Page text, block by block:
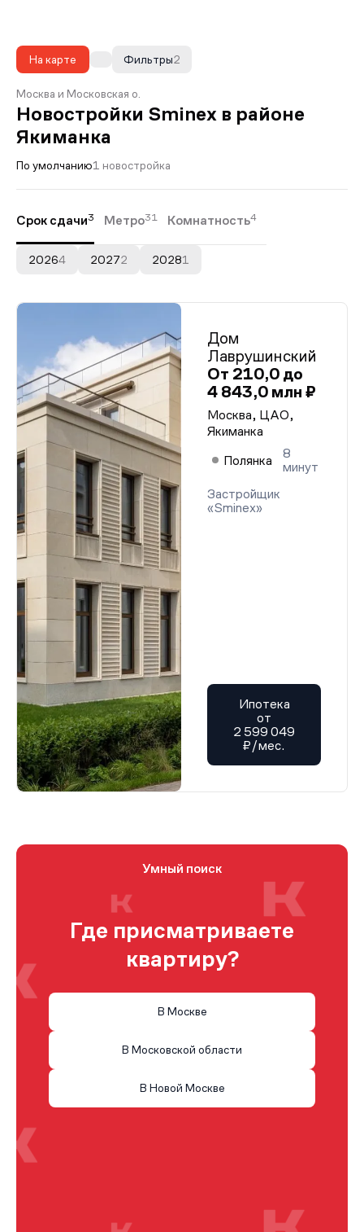
На карте 2
Фильтры
Москва и Московская о.
Новостройки Sminex в районе
Якиманка
По умолчанию1 новостройка
Срок сдачи3 Метро31 Комнатность4
20264 20272 20281
Дом
Лаврушинский
От 210,0 до
4 843,0 млн ₽
Москва, ЦАО,
Якиманка
Полянка
8
минут
Застройщик
«Sminex»
Ипотека
от
2 599 049
₽/мес.
Умный поиск
Где присматриваете
квартиру?
В Москве
В Московской области
В Новой Москве